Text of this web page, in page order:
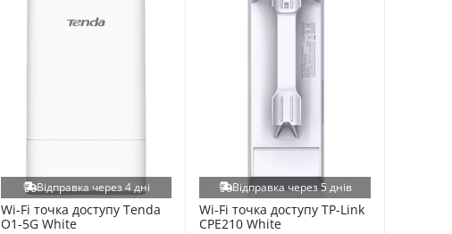
Відправка через 4 дні
Wi-Fi точка доступу Tenda
O1-5G White
Відправка через 5 днів
Wi-Fi точка доступу TP-Link
CPE210 White